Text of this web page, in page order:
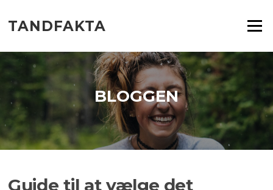
indhold
TANDFAKTA Menu
BLOGGEN
Guide til at vælge det